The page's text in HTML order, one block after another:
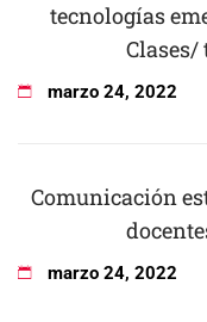
tecnologías
Clases/
marzo 24, 2022
Comunicación
marzo 24, 2022